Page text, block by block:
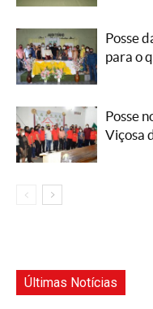
Posse
para o
Posse
Viçosa
Últimas Notícias